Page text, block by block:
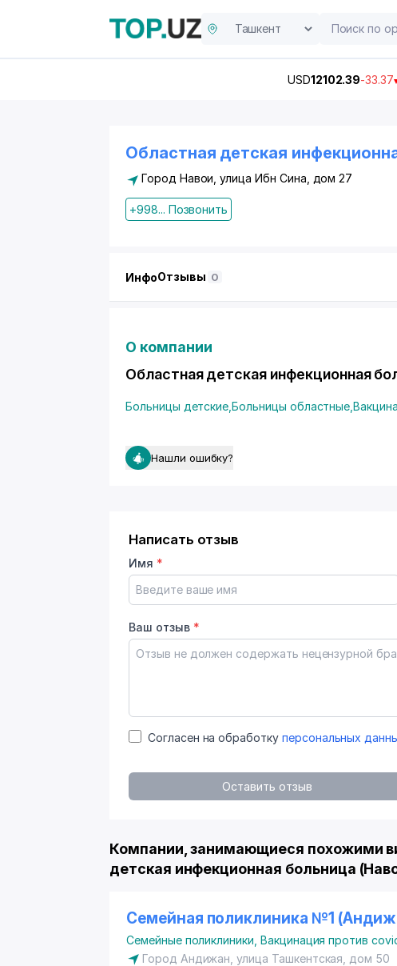
USD12102.39-33.37
Областная детская
Город Навои, улица Ибн Сина, дом 27
+998... Позвонить
ИнфоОтзывы 0
О компании
Областная детская инфекционная
Больницы детские ,Больницы областные ,
Нашли ошибку?
Написать отзыв
Имя *
Ваш отзыв *
Согласен на обработку персональных
Оставить отзыв
Компании, занимающиеся похожими
детская инфекционная больница
Семейная поликлиника №1
Семейные поликлиники Вакцинация против
Город Андижан, улица Ташкентская, дом 50